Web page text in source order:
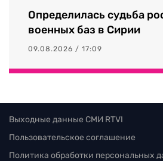
Определилась судьба
военных баз в Сирии
09.08.2026 / 17:09
Выходные данные СМИ RTVI
Пользовательское соглашение
Политика обработки персональных